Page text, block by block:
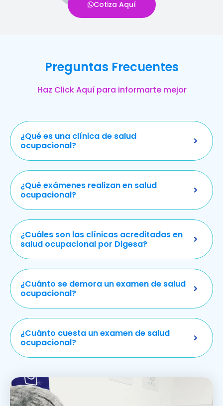
Cotiza Aquí
Preguntas Frecuentes
Haz Click Aquí para informarte mejor
¿Qué es una clínica de salud
ocupacional?
¿Qué exámenes realizan en salud
ocupacional?
¿Cuáles son las clínicas acreditadas en
salud ocupacional por Digesa?
¿Cuánto se demora un examen de salud
ocupacional?
¿Cuánto cuesta un examen de salud
ocupacional?